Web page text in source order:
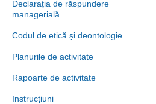
Declarația de răspundere
managerială
Codul de etică și deontologie
Planurile de activitate
Rapoarte de activitate
Instrucțiuni